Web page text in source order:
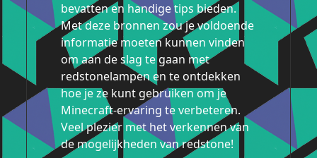
bevatten en handige tips bieden.
Met deze bronnen zou je voldoende
informatie moeten kunnen vinden
om aan de slag te gaan met
redstonelampen en te ontdekken
hoe je ze kunt gebruiken om je
Minecraft-ervaring te verbeteren.
Veel plezier met het verkennen van
de mogelijkheden van redstone!